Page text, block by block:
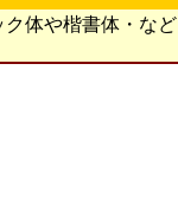
体や楷書体・など